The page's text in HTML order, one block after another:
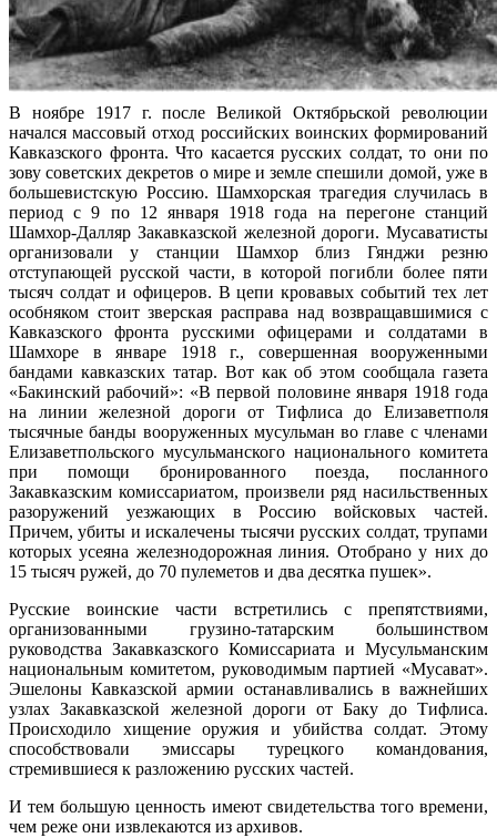
В ноябре 1917 г. после Великой Октябрьской революции
начался массовый отход российских воинских формирований
Кавказского фронта. Что касается русских солдат, то они по
зову советских декретов о мире и земле спешили домой, уже в
большевистскую Россию. Шамхорская трагедия случилась в
период с 9 по 12 января 1918 года на перегоне станций
Шамхор-Далляр Закавказской железной дороги. Мусаватисты
организовали у станции Шамхор близ Гянджи резню
отступающей русской части, в которой погибли более пяти
тысяч солдат и офицеров. В цепи кровавых событий тех лет
особняком стоит зверская расправа над возвращавшимися с
Кавказского фронта русскими офицерами и солдатами в
Шамхоре в январе 1918 г., совершенная вооруженными
бандами кавказских татар. Вот как об этом сообщала газета
«Бакинский рабочий»: «В первой половине января 1918 года
на линии железной дороги от Тифлиса до Елизаветполя
тысячные банды вооруженных мусульман во главе с членами
Елизаветпольского мусульманского национального комитета
при помощи бронированного поезда, посланного
Закавказским комиссариатом, произвели ряд насильственных
разоружений уезжающих в Россию войсковых частей.
Причем, убиты и искалечены тысячи русских солдат, трупами
которых усеяна железнодорожная линия. Отобрано у них до
15 тысяч ружей, до 70 пулеметов и два десятка пушек».
Русские воинские части встретились с препятствиями,
организованными грузино-татарским большинством
руководства Закавказского Комиссариата и Мусульманским
национальным комитетом, руководимым партией «Мусават».
Эшелоны Кавказской армии останавливались в важнейших
узлах Закавказской железной дороги от Баку до Тифлиса.
Происходило хищение оружия и убийства солдат. Этому
способствовали эмиссары турецкого командования,
стремившиеся к разложению русских частей.
И тем большую ценность имеют свидетельства того времени,
чем реже они извлекаются из архивов.